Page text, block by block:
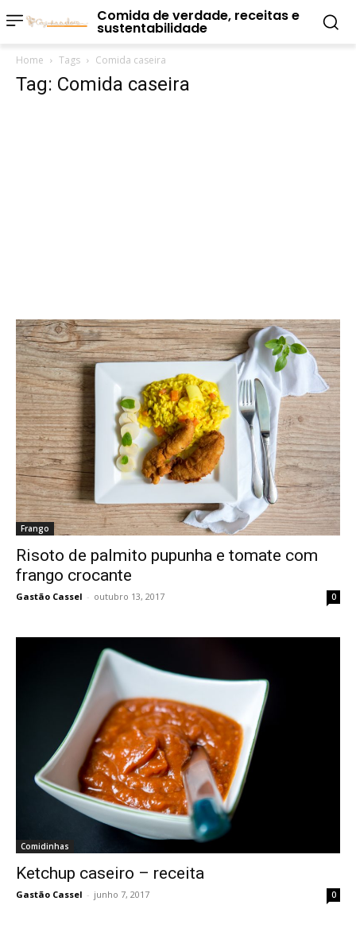
Comida de verdade, receitas e
sustentabilidade
Home Tags Comida caseira
Tag: Comida caseira
Frango
Risoto de palmito pupunha e tomate com
frango crocante
Gastão Cassel - outubro 13, 2017 0
Comidinhas
Ketchup caseiro – receita
Gastão Cassel - junho 7, 2017 0